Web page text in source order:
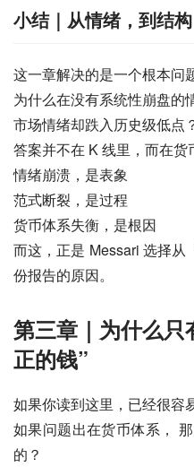
小结｜从情绪，到结
这一章解决的是一个根本问
为什么在没有系统性崩盘的
市场情绪却跌入历史级低点
答案并不在 K 线里，而在货
情绪崩溃，是表象
范式断裂，是过程
货币体系失衡，是根因
而这，正是 Messari 选择从
份报告的原因。
第三章｜为什么
正的钱”
如果你读到这里，已经很容
如果问题出在货币体系，
的？